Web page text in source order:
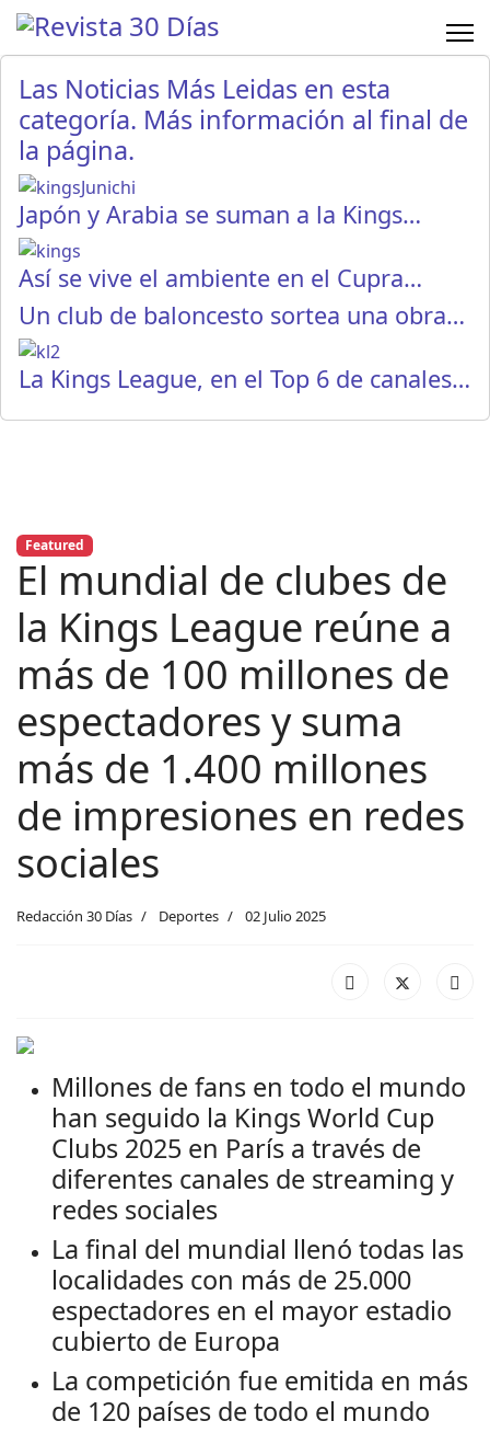
Las Noticias Más Leidas en esta
categoría. Más información al final de
la página.
Japón y Arabia se suman a la Kings…
Así se vive el ambiente en el Cupra…
Un club de baloncesto sortea una obra…
La Kings League, en el Top 6 de canales…
Featured
El mundial de clubes de
la Kings League reúne a
más de 100 millones de
espectadores y suma
más de 1.400 millones
de impresiones en redes
sociales
Redacción 30 Días Deportes 02 Julio 2025
Millones de fans en todo el mundo
han seguido la Kings World Cup
Clubs 2025 en París a través de
diferentes canales de streaming y
redes sociales
La final del mundial llenó todas las
localidades con más de 25.000
espectadores en el mayor estadio
cubierto de Europa
La competición fue emitida en más
de 120 países de todo el mundo​